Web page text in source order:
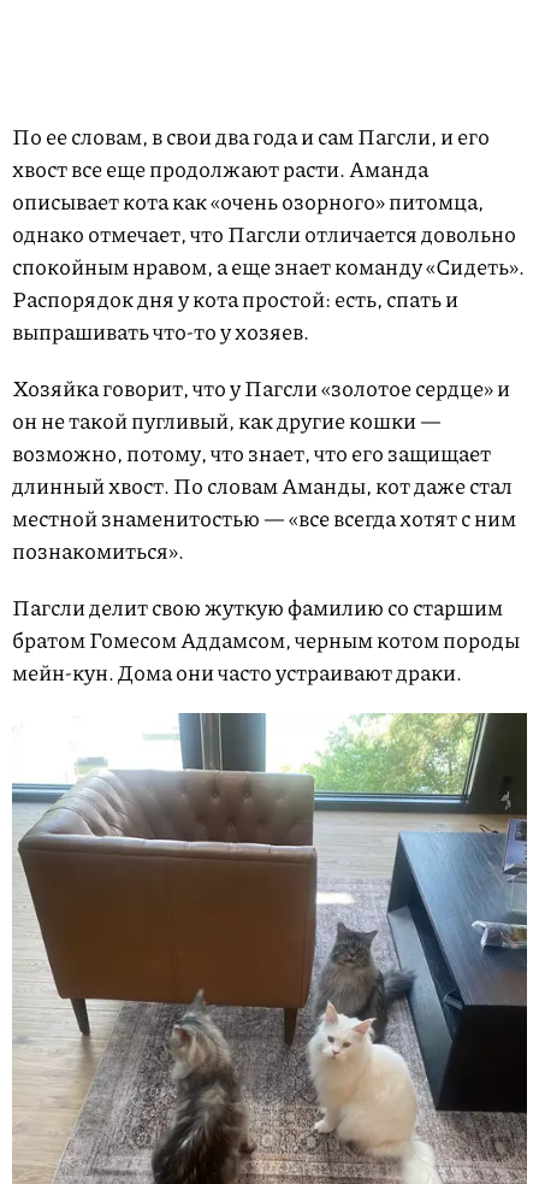
По ее словам, в свои два года и сам Пагсли, и его
хвост все еще продолжают расти. Аманда
описывает кота как «очень озорного» питомца,
однако отмечает, что Пагсли отличается довольно
спокойным нравом, а еще знает команду «Сидеть».
Распорядок дня у кота простой: есть, спать и
выпрашивать что-то у хозяев.
Хозяйка говорит, что у Пагсли «золотое сердце» и
он не такой пугливый, как другие кошки —
возможно, потому, что знает, что его защищает
длинный хвост. По словам Аманды, кот даже стал
местной знаменитостью — «все всегда хотят с ним
познакомиться».
Пагсли делит свою жуткую фамилию со старшим
братом Гомесом Аддамсом, черным котом породы
мейн-кун. Дома они часто устраивают драки.